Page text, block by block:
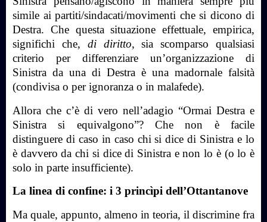
simile ai partiti/sindacati/movimenti che si dicono di
Destra. Che questa situazione effettuale, empirica,
significhi che, di diritto, sia scomparso qualsiasi
criterio per differenziare un’organizzazione di
Sinistra da una di Destra è una madornale falsità
(condivisa o per ignoranza o in malafede).
Allora che c’è di vero nell’adagio “Ormai Destra e
Sinistra si equivalgono”? Che non è facile
distinguere di caso in caso chi si dice di Sinistra e lo
è davvero da chi si dice di Sinistra e non lo è (o lo è
solo in parte insufficiente).
La linea di confine: i 3 princìpi dell’Ottantanove
Ma quale, appunto, almeno in teoria, il discrimine fra